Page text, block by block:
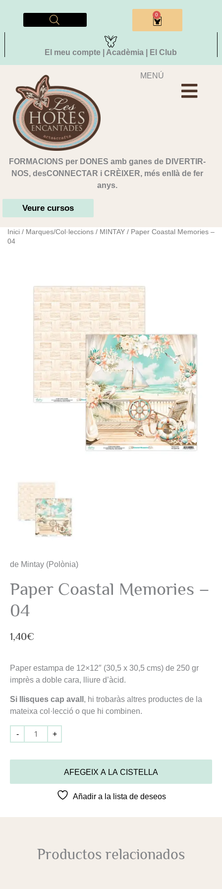
El meu compte | Acadèmia | El Club
0
Cistella
FORMACIONS per DONES amb ganes de DIVERTIR-
NOS, desCONNECTAR i CRÈIXER, més enllà de fer
anys.
Veure cursos
MENÚ
Inici / Marques/Col·leccions / MINTAY / Paper Coastal Memories –
04
de Mintay (Polònia)
Paper Coastal Memories –
04
1,40€
Paper estampa de 12×12″ (30,5 x 30,5 cms) de 250 gr
imprès a doble cara, lliure d’àcid.
Si llisques cap avall , hi trobaràs altres productes de la
mateixa col·lecció o que hi combinen.
-
Paper
Coastal
Memories
+
AFEGEIX A LA CISTELLA
Añadir a la lista de deseos
Productos relacionados